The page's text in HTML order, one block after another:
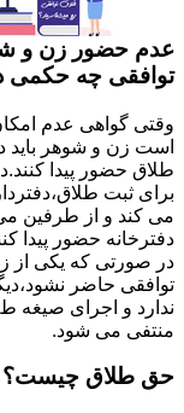
عدم حضور زن و
توافقی چه حکمی
وقتی گواهی عدم
است زن و شوهر باید
طلاق حضور پیدا
برای ثبت
می کند و از طرفین
دفترخانه حضور پیدا
در صورتی که یکی از
توافقی حاضر
ندارد و اجرای صیغه
منتفی می شود.
حق طلاق چیست؟